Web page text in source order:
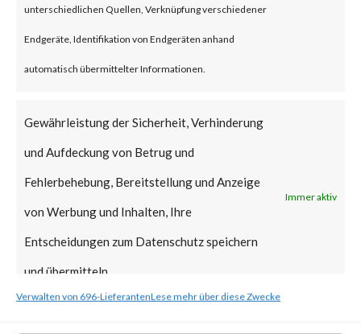
unterschiedlichen Quellen, Verknüpfung verschiedener
Endgeräte, Identifikation von Endgeräten anhand
automatisch übermittelter Informationen.
Gewährleistung der Sicherheit, Verhinderung
und Aufdeckung von Betrug und
Fehlerbehebung, Bereitstellung und Anzeige
von Werbung und Inhalten, Ihre
Entscheidungen zum Datenschutz speichern
und übermitteln.
Immer aktiv
Verwalten von 696-LieferantenLese mehr über diese Zwecke
Why is this Significant?
new supply chain attack,
following another notable
supply-chain attack that hit 3CX
in March of this year. While this
attack is believed to be
financially motivated, the
perpetrators may have deployed